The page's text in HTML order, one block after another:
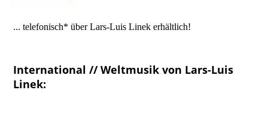
... telefonisch* über Lars-Luis Linek erhältlich!
International // Weltmusik von Lars-Luis
Linek: